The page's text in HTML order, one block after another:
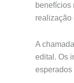
benefícios
realização
A
edital. Os
esperados